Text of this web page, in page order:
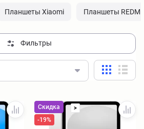
Планшеты Xiaomi Планшеты REDMI
Фильтры
Скидка
>
-19%